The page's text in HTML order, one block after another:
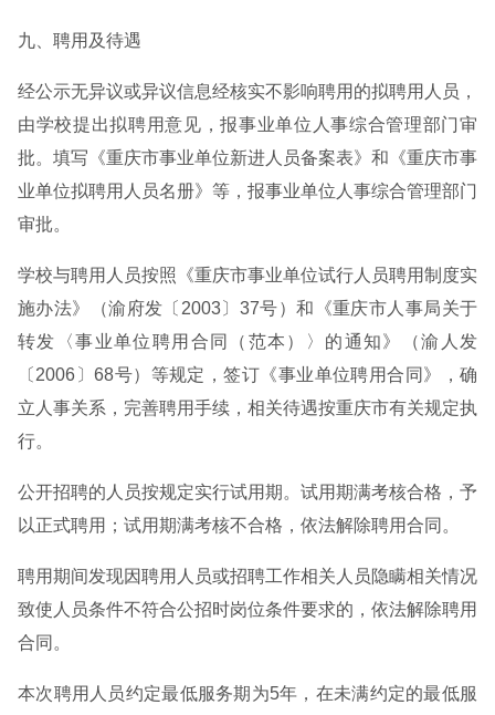
九、聘用及待遇
经公示无异议或异议信息经核实不影响聘用的拟聘用人员，
由学校提出拟聘用意见，报事业单位人事综合管理部门审
批。填写《重庆市事业单位新进人员备案表》和《重庆市事
业单位拟聘用人员名册》等，报事业单位人事综合管理部门
审批。
学校与聘用人员按照《重庆市事业单位试行人员聘用制度实
施办法》（渝府发〔2003〕37号）和《重庆市人事局关于
转发〈事业单位聘用合同（范本）〉的通知》（渝人发
〔2006〕68号）等规定，签订《事业单位聘用合同》，确
立人事关系，完善聘用手续，相关待遇按重庆市有关规定执
行。
公开招聘的人员按规定实行试用期。试用期满考核合格，予
以正式聘用；试用期满考核不合格，依法解除聘用合同。
聘用期间发现因聘用人员或招聘工作相关人员隐瞒相关情况
致使人员条件不符合公招时岗位条件要求的，依法解除聘用
合同。
本次聘用人员约定最低服务期为5年，在未满约定的最低服